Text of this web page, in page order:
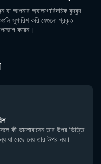
যা আপনার অ্যালগোরিদমিক বুদ্বুদ
সুপারিশ করি যেগুলো প্রকৃত
করেন।
কী ভালোবাসেন তার উপর ভিত্তি
যা বেছে নেয় তার উপর নয়।